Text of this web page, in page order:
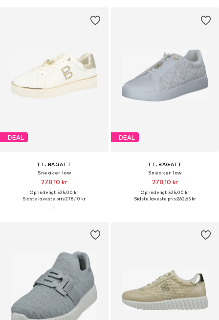
DEAL
TT. BAGATT
Sneaker low
278,10 kr
Oprindeligt: 525,00 kr
Sidste laveste pris:278,10 kr
DEAL
TT. BAGATT
Sneaker low
278,10 kr
Oprindeligt: 525,00 kr
Sidste laveste pris:262,65 kr